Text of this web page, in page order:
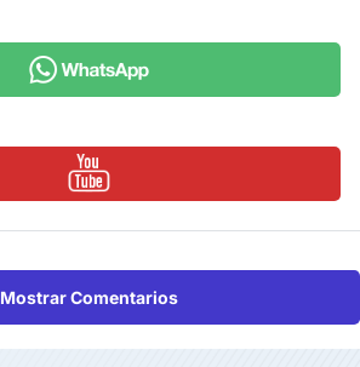
Mostrar Comentarios